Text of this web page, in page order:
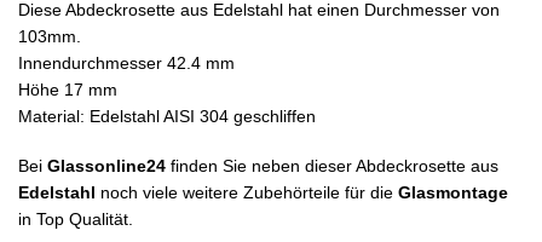
Diese Abdeckrosette aus Edelstahl hat einen Durchmesser von
103mm.
Innendurchmesser 42.4 mm
Höhe 17 mm
Material: Edelstahl AISI 304 geschliffen
Bei Glassonline24 finden Sie neben dieser Abdeckrosette aus
Edelstahl noch viele weitere Zubehörteile für die Glasmontage
in Top Qualität.